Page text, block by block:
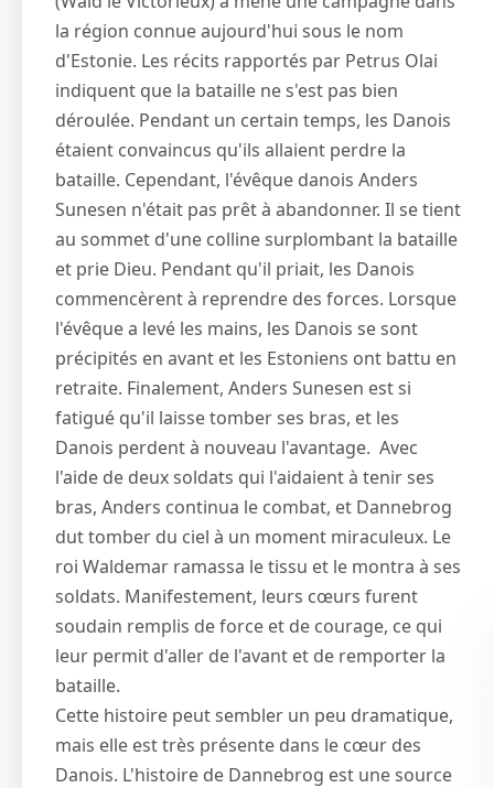
la région connue aujourd'hui sous le nom
d'Estonie. Les récits rapportés par Petrus Olai
indiquent que la bataille ne s'est pas bien
déroulée. Pendant un certain temps, les Danois
étaient convaincus qu'ils allaient perdre la
bataille. Cependant, l'évêque danois Anders
Sunesen n'était pas prêt à abandonner. Il se tient
au sommet d'une colline surplombant la bataille
et prie Dieu. Pendant qu'il priait, les Danois
commencèrent à reprendre des forces. Lorsque
l'évêque a levé les mains, les Danois se sont
précipités en avant et les Estoniens ont battu en
retraite. Finalement, Anders Sunesen est si
fatigué qu'il laisse tomber ses bras, et les
Danois perdent à nouveau l'avantage. Avec
l'aide de deux soldats qui l'aidaient à tenir ses
bras, Anders continua le combat, et Dannebrog
dut tomber du ciel à un moment miraculeux. Le
roi Waldemar ramassa le tissu et le montra à ses
soldats. Manifestement, leurs cœurs furent
soudain remplis de force et de courage, ce qui
leur permit d'aller de l'avant et de remporter la
bataille.
Cette histoire peut sembler un peu dramatique,
mais elle est très présente dans le cœur des
Danois. L'histoire de Dannebrog est une source